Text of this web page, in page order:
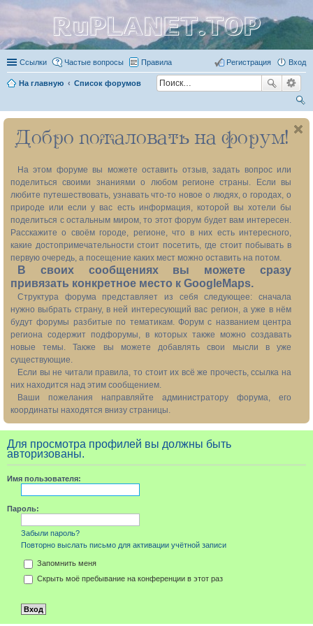
RuPLANET.TOP
Ссылки Частые вопросы Правила Вход
Регистрация
На главную Список форумов
ои
ск
Добро пожаловать на форум!
На этом форуме вы можете оставить отзыв, задать вопрос или
поделиться своими знаниями о любом регионе страны. Если вы
любите путешествовать, узнавать что-то новое о людях, о городах, о
природе или если у вас есть информация, которой вы хотели бы
поделиться с остальным миром, то этот форум будет вам интересен.
Расскажите о своём городе, регионе, что в них есть интересного,
какие достопримечательности стоит посетить, где стоит побывать в
первую очередь, а посещение каких мест можно оставить на потом.
В своих сообщениях вы можете сразу
привязать конкретное место к GoogleMaps.
Структура форума представляет из себя следующее: сначала
нужно выбрать страну, в ней интересующий вас регион, а уже в нём
будут форумы разбитые по тематикам. Форум с названием центра
региона содержит подфорумы, в которых также можно создавать
новые темы. Также вы можете добавлять свои мысли в уже
существующие.
Если вы не читали правила, то стоит их всё же прочесть, ссылка на
них находится над этим сообщением.
Ваши пожелания направляйте администратору форума, его
координаты находятся внизу страницы.
Для просмотра профилей вы должны быть
авторизованы.
Имя пользователя:
Пароль:
Забыли пароль?
Повторно выслать письмо для активации учётной записи
Запомнить меня
Скрыть моё пребывание на конференции в этот раз